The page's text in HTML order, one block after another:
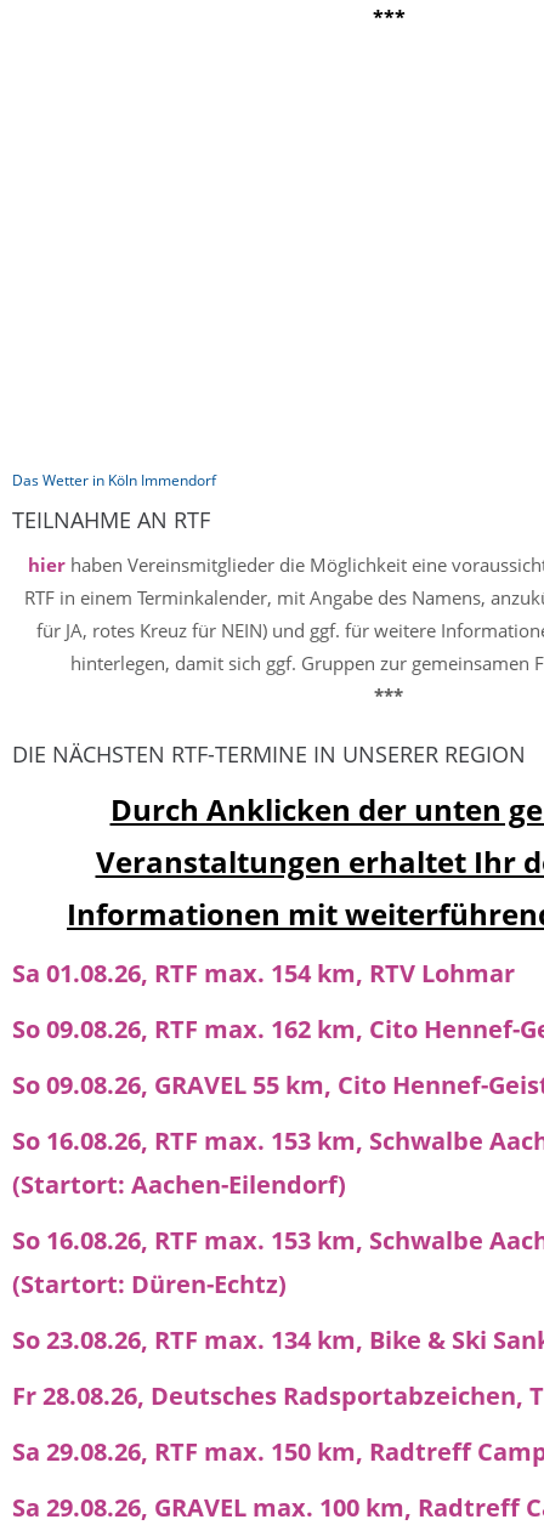
***
Das Wetter in Köln Immendorf
TEILNAHME AN RTF
hier haben Vereinsmitglieder die Möglichkeit eine
RTF in einem Terminkalender, mit Angabe des Namens,
für JA, rotes Kreuz für NEIN) und ggf. für weitere
hinterlegen, damit sich ggf. Gruppen zur gemeinsamen
***
DIE NÄCHSTEN RTF-TERMINE IN UNSERER REGION
Durch Anklicken der unten
Veranstaltungen erhaltet Ihr
Informationen mit
Sa 01.08.26, RTF max. 154 km, RTV Lohmar
So 09.08.26, RTF max. 162 km, Cito Hennef-
So 09.08.26, GRAVEL 55 km, Cito Hennef-
So 16.08.26, RTF max. 153 km, Schwalbe
(Startort: Aachen-Eilendorf)
So 16.08.26, RTF max. 153 km, Schwalbe
(Startort: Düren-Echtz)
So 23.08.26, RTF max. 134 km, Bike & Ski
Fr 28.08.26, Deutsches Radsportabzeichen,
Sa 29.08.26, RTF max. 150 km, Radtreff
Sa 29.08.26, GRAVEL max. 100 km, Radtreff